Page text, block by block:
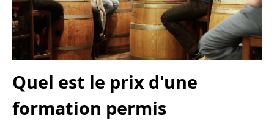
Quel est le prix d'une
formation permis